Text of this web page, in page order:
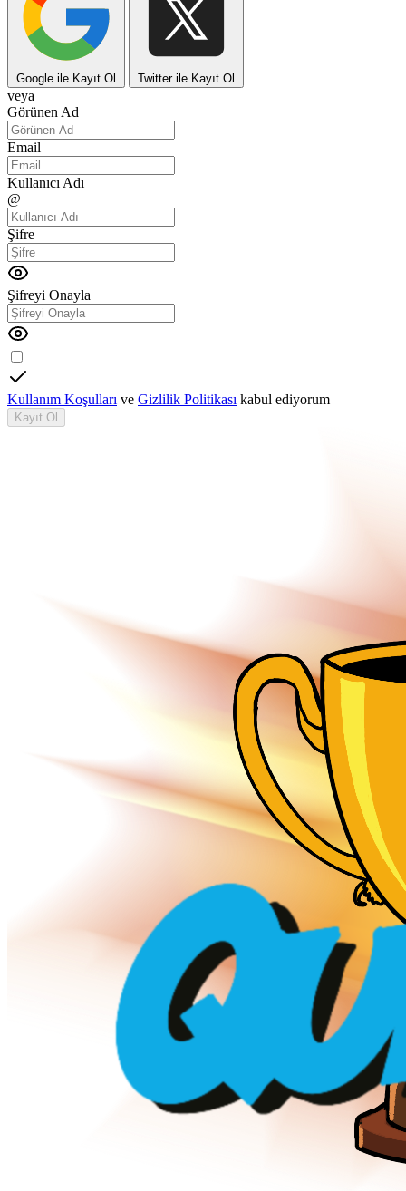
Google ile Kayıt Ol Twitter ile Kayıt Ol
veya
Görünen Ad
Email
Kullanıcı Adı
@
Şifre
Şifreyi Onayla
Kullanım Koşulları ve Gizlilik Politikası kabul ediyorum
Kayıt Ol